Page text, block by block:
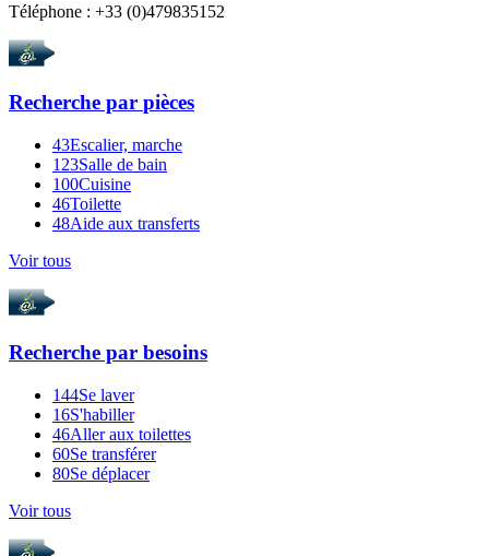
Téléphone : +33 (0)479835152
Recherche par pièces
43Escalier, marche
123Salle de bain
100Cuisine
46Toilette
48Aide aux transferts
Voir tous
Recherche par besoins
144Se laver
16S'habiller
46Aller aux toilettes
60Se transférer
80Se déplacer
Voir tous